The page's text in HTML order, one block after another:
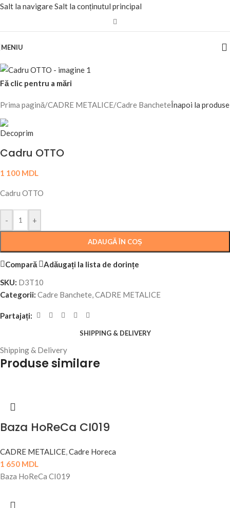
Salt la navigareSalt la conținutul principal
MENIU
Fă clic pentru a mări
Prima pagină/CADRE METALICE/Cadre BancheteÎnapoi la produse
Cadru OTTO
1 100 MDL
Cadru OTTO
- +
ADAUGĂ ÎN COȘ
Compară
Adăugați la lista de dorințe
SKU: D3T10
Categorii: Cadre Banchete,CADRE METALICE
Partajați:
SHIPPING & DELIVERY
Shipping & Delivery
Produse similare
Baza HoReCa CI019
CADRE METALICE,Cadre Horeca
1 650 MDL
Baza HoReCa CI019